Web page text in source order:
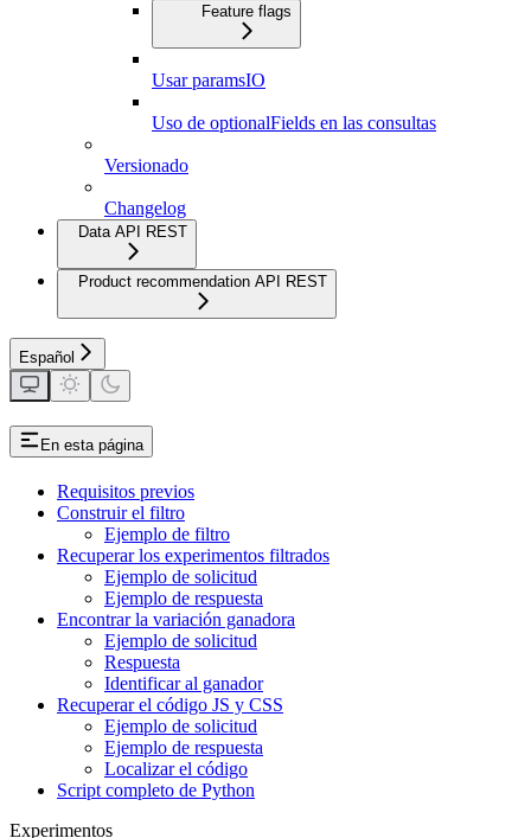
Feature flags
Usar paramsIO
Uso de optionalFields en las consultas
Versionado
Changelog
Data API REST
Product recommendation API REST
Español
En esta página
Requisitos previos
Construir el filtro
Ejemplo de filtro
Recuperar los experimentos filtrados
Ejemplo de solicitud
Ejemplo de respuesta
Encontrar la variación ganadora
Ejemplo de solicitud
Respuesta
Identificar al ganador
Recuperar el código JS y CSS
Ejemplo de solicitud
Ejemplo de respuesta
Localizar el código
Script completo de Python
Experimentos